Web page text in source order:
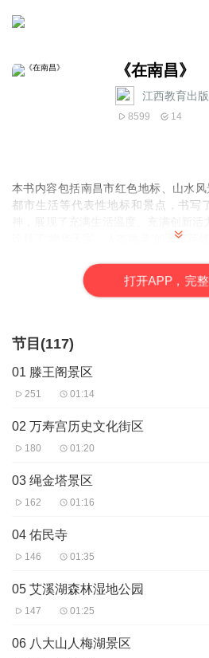
《在南昌》
江西教育出
8599 14
本书内容包括南昌市红色地标、山水风
都市生活等代表性地标和景点，书写
诠释了“物华天宝、人杰地灵”的天下英
化、增强文化自信。
本书按照“畅游南昌”“文化艺术”“美食
以精美摄影图片，并配有讲解音频。
打开APP，完
节目(117)
01 滕王阁景区
251 01:14
02 万寿宫历史文化街区
180 01:20
03 绳金塔景区
162 01:16
04 佑民寺
146 01:35
05 艾溪湖森林湿地公园
147 01:25
06 八大山人梅湖景区